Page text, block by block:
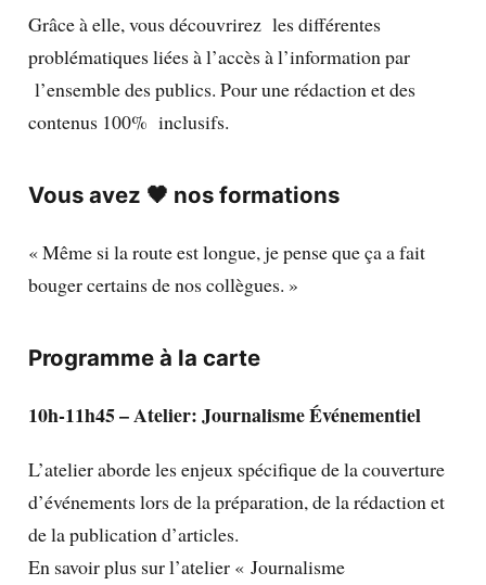
Grâce à elle, vous découvrirez les différentes
problématiques liées à l’accès à l’information par
l’ensemble des publics. Pour une rédaction et des
contenus 100% inclusifs.
Vous avez 🖤 nos formations
« Même si la route est longue, je pense que ça a fait
bouger certains de nos collègues. »
Programme à la carte
10h-11h45 – Atelier: Journalisme Événementiel
L’atelier aborde les enjeux spécifique de la couverture
d’événements lors de la préparation, de la rédaction et
de la publication d’articles.
En savoir plus sur l’atelier « Journalisme